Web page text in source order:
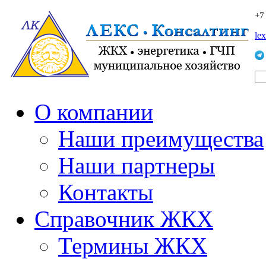
О компании
Наши преимущества
Наши партнеры
Контакты
Справочник ЖКХ
Термины ЖКХ